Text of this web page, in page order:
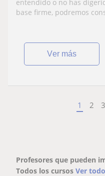
entendido o no has
base firme, podremos
ver más
1 2 3
Profesores que pueden
Todos los cursos Ver